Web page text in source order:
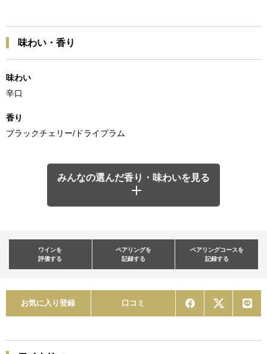
味わい・香り
味わい
辛口
香り
ブラックチェリー/ドライプラム
みんなの選んだ香り・味わいを見る
ワインを
評価する
ペアリングを
記録する
ペアリングコースを
記録する
お気に入り登録 口コミ